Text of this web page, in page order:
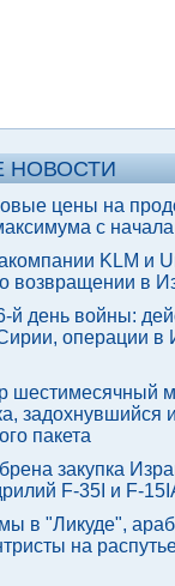
НОВОСТИ
цены на
с
KLM и
возвращении в
й день войны:
операции в
шестимесячный
задохнувшийся
пакета
закупка
F-35I и F-
в "Ликуде",
на